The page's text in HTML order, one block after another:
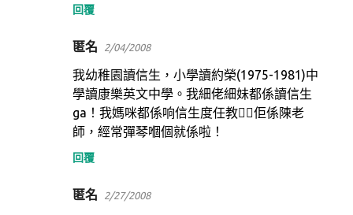
回覆
匿名 2/04/2008
我幼稚園讀信生，小學讀約榮(1975-1981)中
學讀康樂英文中學。我細佬細妹都係讀信生
ga！我媽咪都係响信生度任教！佢係陳老
師，經常彈琴嗰個就係啦！
回覆
匿名 2/27/2008